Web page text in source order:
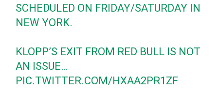
SCHEDULED ON FRIDAY/SATURDAY IN
NEW YORK.
KLOPP’S EXIT FROM RED BULL IS NOT
AN ISSUE…
PIC.TWITTER.COM/HXAA2PR1ZF